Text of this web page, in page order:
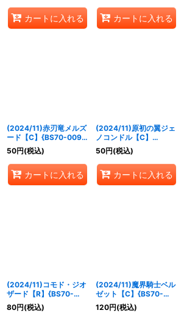
カートに入れる カートに入れる
(2024/11)赤刃竜メルズ
ード【C】{BS70-009}
《赤》
50円(税込)
カートに入れる
(2024/11)原初の翼ジェ
ノコンドル【C】
{BS70-010}《赤》
50円(税込)
カートに入れる
(2024/11)コモド・ジオ
ザード【R】{BS70-
012}《赤》
80円(税込)
(2024/11)魔界騎士ベル
ゼット【C】{BS70-
013}《紫》
120円(税込)